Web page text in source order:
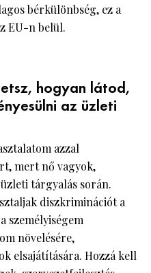
bérkülönbség, ez a
EU-n belül.
hogyan látod,
az üzleti
azzal
mert nő vagyok,
tárgyalás során.
diszkriminációt a
személyiségem
növelésére,
elsajátítására. Hozzá kell